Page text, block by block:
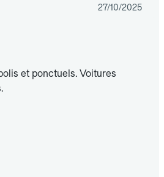
27/10/2025
et ponctuels. Voitures